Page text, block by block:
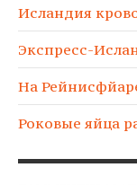
Исландия
На
Роковые яйца